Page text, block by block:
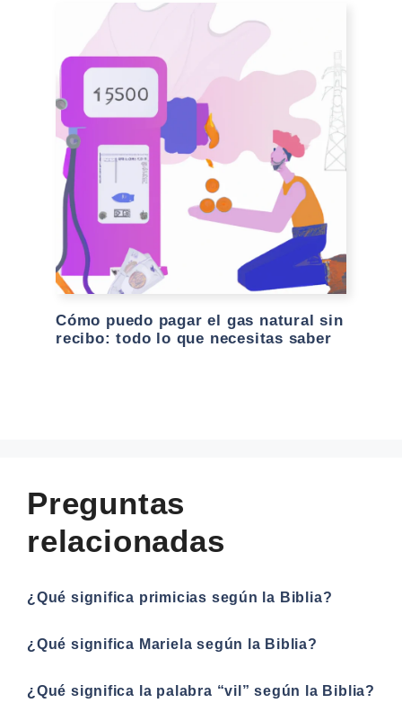
Cómo puedo pagar el gas natural sin
recibo: todo lo que necesitas saber
Preguntas
relacionadas
¿Qué significa primicias según la Biblia?
¿Qué significa Mariela según la Biblia?
¿Qué significa la palabra “vil” según la Biblia?